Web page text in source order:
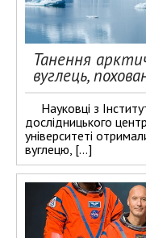
Танення
вуглець,
Науковці з
дослідницького
університеті
вуглецю, […]